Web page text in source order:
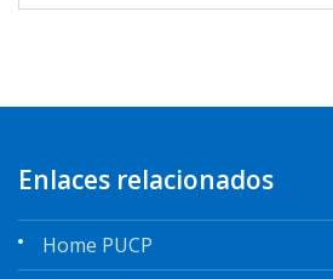
Enlaces relacionados
Home PUCP